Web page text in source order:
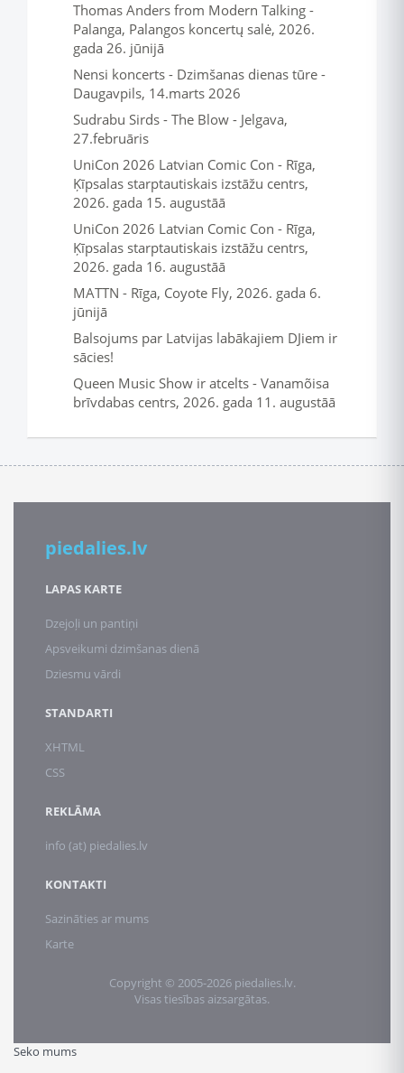
Thomas Anders from Modern Talking -
Palanga, Palangos koncertų salė, 2026.
gada 26. jūnijā
Nensi koncerts - Dzimšanas dienas tūre -
Daugavpils, 14.marts 2026
Sudrabu Sirds - The Blow - Jelgava,
27.februāris
UniCon 2026 Latvian Comic Con - Rīga,
Ķīpsalas starptautiskais izstāžu centrs,
2026. gada 15. augustāā
UniCon 2026 Latvian Comic Con - Rīga,
Ķīpsalas starptautiskais izstāžu centrs,
2026. gada 16. augustāā
MATTN - Rīga, Coyote Fly, 2026. gada 6.
jūnijā
Balsojums par Latvijas labākajiem DJiem ir
sācies!
Queen Music Show ir atcelts - Vanamõisa
brīvdabas centrs, 2026. gada 11. augustāā
piedalies.lv
LAPAS KARTE
Dzejoļi un pantiņi
Apsveikumi dzimšanas dienā
Dziesmu vārdi
STANDARTI
XHTML
CSS
REKLĀMA
info (at) piedalies.lv
KONTAKTI
Sazināties ar mums
Karte
Copyright © 2005-2026 piedalies.lv.
Visas tiesības aizsargātas.
Seko mums